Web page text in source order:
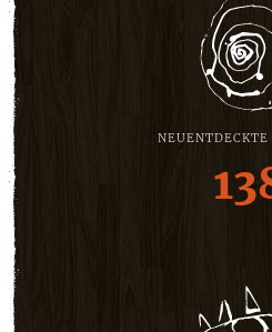
NEUENTDECKTE